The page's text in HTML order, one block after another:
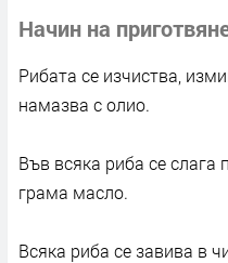
Начин на
Рибата се изчиства,
намазва с олио.
Във всяка риба се слага
грама масло.
Всяка риба се завива в